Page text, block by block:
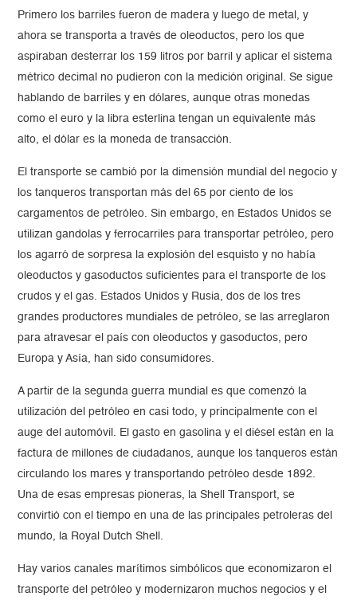
Primero los barriles fueron de madera y luego de metal, y
ahora se transporta a través de oleoductos, pero los que
aspiraban desterrar los 159 litros por barril y aplicar el sistema
métrico decimal no pudieron con la medición original. Se sigue
hablando de barriles y en dólares, aunque otras monedas
como el euro y la libra esterlina tengan un equivalente más
alto, el dólar es la moneda de transacción.
El transporte se cambió por la dimensión mundial del negocio y
los tanqueros transportan más del 65 por ciento de los
cargamentos de petróleo. Sin embargo, en Estados Unidos se
utilizan gandolas y ferrocarriles para transportar petróleo, pero
los agarró de sorpresa la explosión del esquisto y no había
oleoductos y gasoductos suficientes para el transporte de los
crudos y el gas. Estados Unidos y Rusia, dos de los tres
grandes productores mundiales de petróleo, se las arreglaron
para atravesar el país con oleoductos y gasoductos, pero
Europa y Asía, han sido consumidores.
A partir de la segunda guerra mundial es que comenzó la
utilización del petróleo en casi todo, y principalmente con el
auge del automóvil. El gasto en gasolina y el diésel están en la
factura de millones de ciudadanos, aunque los tanqueros están
circulando los mares y transportando petróleo desde 1892.
Una de esas empresas pioneras, la Shell Transport, se
convirtió con el tiempo en una de las principales petroleras del
mundo, la Royal Dutch Shell.
Hay varios canales marítimos simbólicos que economizaron el
transporte del petróleo y modernizaron muchos negocios y el